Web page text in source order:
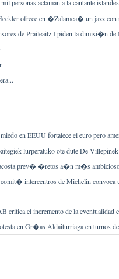
personas aclaman a la cantante
ofrece en �Zalamea� un jazz con
de Praileaitz I piden la dimisi�n de
en EEUU fortalece el euro pero
lurperatuko ote dute De
prev� �retos a�n m�s
intercentros de Michelin convoca
critica el incremento de la eventualidad
en Gr�as Aldaiturriaga en turnos